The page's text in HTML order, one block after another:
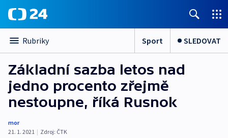
Rubriky Sport SLEDOVAT
Základní sazba letos nad
jedno procento zřejmě
nestoupne, říká Rusnok
mor
21. 1. 2021 | Zdroj: ČTK